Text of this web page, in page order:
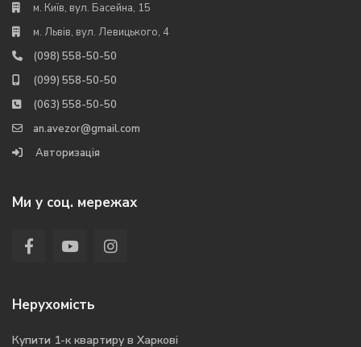
м. Київ, вул. Басейна, 15
м. Львів, вул. Левицького, 4
(098) 558-50-50
(099) 558-50-50
(063) 558-50-50
an.avezor@gmail.com
Авторизація
Ми у соц. мережах
Нерухомість
Купити 1-к квартиру в Харкові